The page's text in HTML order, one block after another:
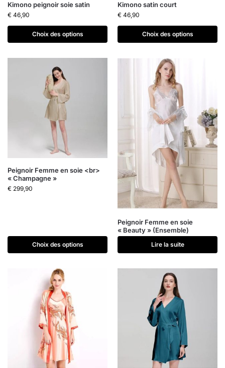
Kimono peignoir soie satin
€ 46,90
Choix des options
Kimono satin court
€ 46,90
Choix des options
Peignoir Femme en soie <br>
« Champagne »
€ 299,90
Choix des options
Peignoir Femme en soie
« Beauty » (Ensemble)
Lire la suite